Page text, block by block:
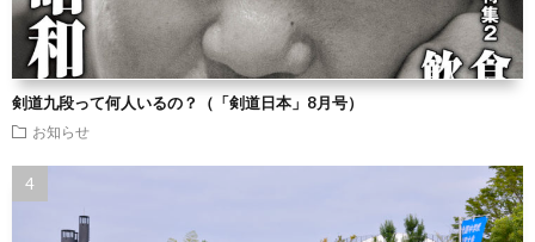
剣道九段って何人いるの？（「剣道日本」8月号）
お知らせ